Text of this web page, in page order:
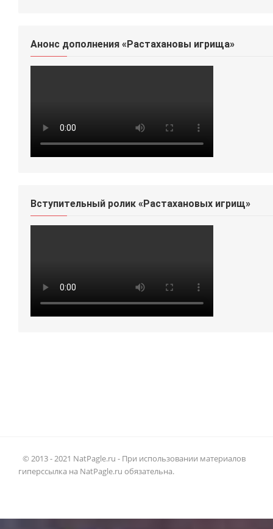
Анонс дополнения «Растахановы игрища»
Вступительный ролик «Растахановых игрищ»
© 2013 - 2021 NatPagle.ru - При использовании материалов
гиперссылка на NatPagle.ru обязательна.